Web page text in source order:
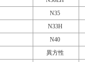
N35
N33H
N40
異方性